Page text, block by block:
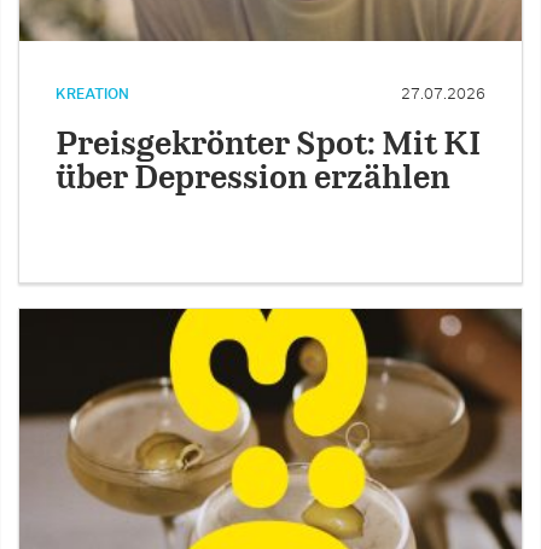
KREATION 27.07.2026
Preisgekrönter Spot: Mit KI
über Depression erzählen